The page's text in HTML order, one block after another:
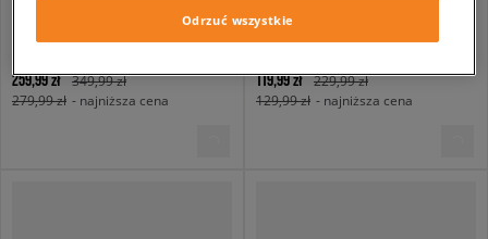
ADIDAS SPÓDNICZKA BALLOON L SK
259,99 zł
349,99 zł
279,99 zł - najniższa cena
ADIDAS SUKIENKA 3 S PNST DRESS
119,99 zł
229,99 zł
129,99 zł - najniższa cena
Odrzuć wszystkie